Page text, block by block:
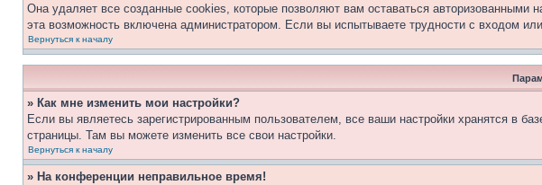
Она удаляет все созданные cookies, которые позволяют вам оставаться
эта возможность включена администратором. Если вы испытываете трудности с входом
Вернуться к началу
» Как мне изменить мои настройки?
Если вы являетесь зарегистрированным пользователем, все ваши настройки хранятся в
страницы. Там вы можете изменить все свои настройки.
Вернуться к началу
» На конференции неправильное время!